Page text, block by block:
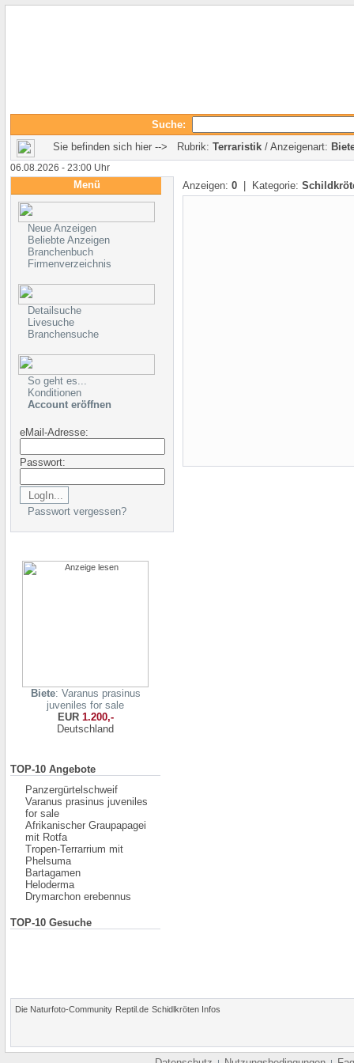
Suche:
Sie befinden sich hier --> Rubrik: Terraristik / Anzeigenart:
06.08.2026 - 23:00 Uhr
Menü
Neue Anzeigen
Beliebte Anzeigen
Branchenbuch
Firmenverzeichnis
Detailsuche
Livesuche
Branchensuche
So geht es...
Konditionen
Account eröffnen
eMail-Adresse:
Passwort:
Passwort vergessen?
Biete: Varanus prasinus
juveniles for sale
EUR1.200,-
Deutschland
TOP-10 Angebote
Panzergürtelschweif
Varanus prasinus juveniles
for sale
Afrikanischer Graupapagei
mit Rotfa
Tropen-Terrarrium mit
Phelsuma
Bartagamen
Heloderma
Drymarchon erebennus
TOP-10 Gesuche
Anzeigen: 0 | Kategorie:
Die Naturfoto-Community Reptil.de Schidlkröten Infos